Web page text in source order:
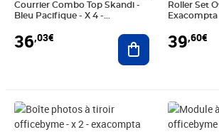
Courrier Combo Top Skandi -
Bleu Pacifique - X 4 -
36,03€ Ajouter au
Roller Set
Exacompta
39,60€
Prix 47,71€ Prix 41,84€